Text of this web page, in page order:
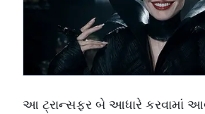
આ ટ્રાન્સફર બે આધારે કરવામાં